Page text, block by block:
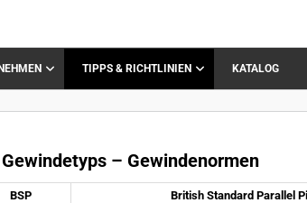
TIPPS & RICHTLINIEN KATALOG
– Gewindenormen
BSP British Standard Parallel